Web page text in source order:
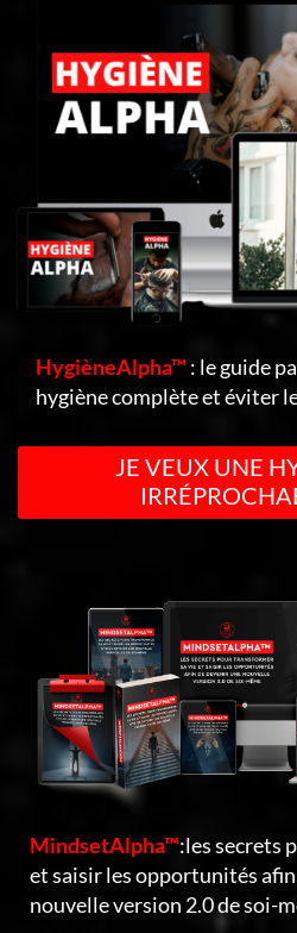
HygièneAlpha™: le guide
hygiène complète et éviter
JE VEUX UNE
MindsetAlpha™:les secrets
et saisir les opportunités
nouvelle version 2.0 de soi-